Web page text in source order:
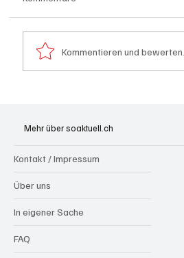
gesucht)
Kommentieren und bewerten...
Mehr über soaktuell.ch
Kontakt / Impressum
Über uns
In eigener Sache
FAQ